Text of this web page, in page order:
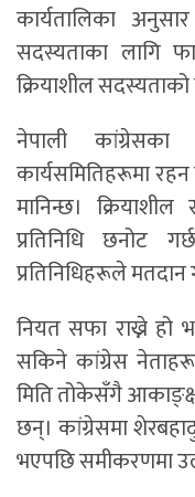
कार्यतालिका
सदस्यताका लागि
क्रियाशील
नेपाली कांग्रेसका
कार्यसमितिहरूमा रहन
मानिन्छ।
प्रतिनिधि छनोट
प्रतिनिधिहरूले मतदान
नियत सफा राख्ने हो
सकिने कांग्रेस
मिति तोकेसँगै
छन्। कांग्रेसमा
भएपछि समीकरणमा